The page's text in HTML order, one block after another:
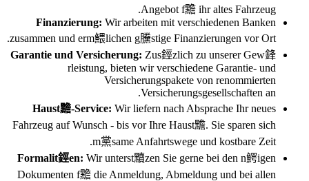
Angebot f黵 ihr altes Fahrzeug.
Finanzierung: Wir arbeiten mit verschiedenen Banken
zusammen und erm鰃lichen g黱stige Finanzierungen vor Ort.
Garantie und Versicherung: Zus鋞zlich zu unserer Gew鋒
rleistung, bieten wir verschiedene Garantie- und
Versicherungspakete von renommierten
Versicherungsgesellschaften an.
Haust黵-Service: Wir liefern nach Absprache Ihr neues
Fahrzeug auf Wunsch - bis vor Ihre Haust黵. Sie sparen sich
m黨same Anfahrtswege und kostbare Zeit.
Formalit鋞en: Wir unterst黷zen Sie gerne bei den n鰐igen
Dokumenten f黵 die Anmeldung, Abmeldung und bei allen